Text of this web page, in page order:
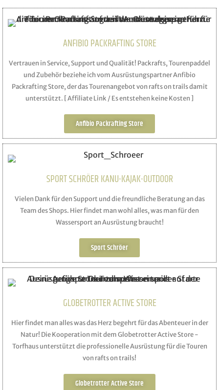
ANFIBIO PACKRAFTING STORE
Vertrauen in Service, Support und Qualität! Packrafts, Tourenpaddel
und Zubehör beziehe ich vom Ausrüstungspartner Anfibio
Packrafting Store, der das Tourenangebot von rafts on trails damit
unterstützt. [ Affiliate Link / Es entstehen keine Kosten ]
Anfibio Packrafting Store
SPORT SCHRÖER KANU-KAJAK-OUTDOOR
Vielen Dank für den Support und die freundliche Beratung an das
Team des Shops. Hier findet man wohl alles, was man für den
Wassersport an Ausrüstung braucht!
Sport Schröer
GLOBETROTTER ACTIVE STORE
Hier findet man alles was das Herz begehrt für das Abenteuer in der
Natur! Die Kooperation mit dem Globetrotter Active Store -
Torfhaus unterstützt die professionelle Ausrüstung für die Touren
von rafts on trails!
Globetrotter Active Store